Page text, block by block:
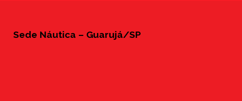
Sede Náutica – Guarujá/SP